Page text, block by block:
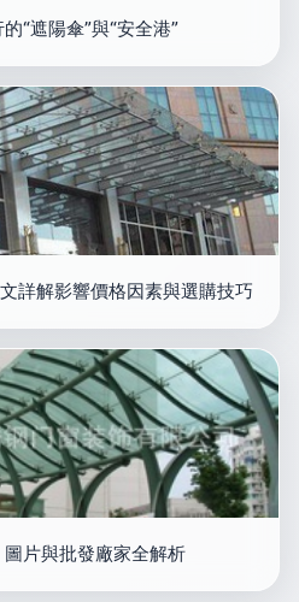
“遮陽傘”與“安全港”
詳解影響價格因素與選購技巧
片與批發廠家全解析